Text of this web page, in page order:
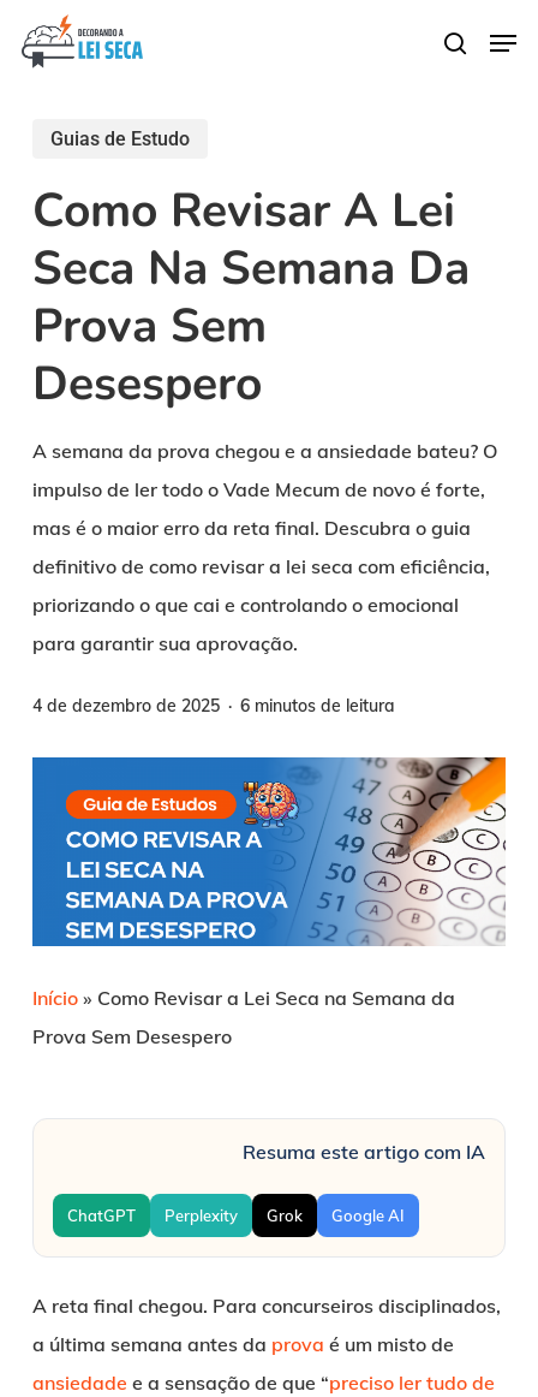
content
search
Guias de Estudo
Como Revisar A Lei
Seca Na Semana Da
Prova Sem
Desespero
A semana da prova chegou e a ansiedade bateu? O
impulso de ler todo o Vade Mecum de novo é forte,
mas é o maior erro da reta final. Descubra o guia
definitivo de como revisar a lei seca com eficiência,
priorizando o que cai e controlando o emocional
para garantir sua aprovação.
4 de dezembro de 2025 6 minutos de leitura
Início» Como Revisar a Lei Seca na Semana da
Prova Sem Desespero
Resuma este artigo com IA
ChatGPT Perplexity Grok Google AI
A reta final chegou. Para concurseiros disciplinados,
a última semana antes da prova é um misto de
ansiedade e a sensação de que “preciso ler tudo de